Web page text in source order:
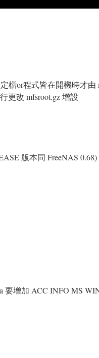
檔or程式皆在開機時才由
更改 mfsroot.gz 增設
版本同 FreeNAS 0.68)
要增加 ACC INFO MS